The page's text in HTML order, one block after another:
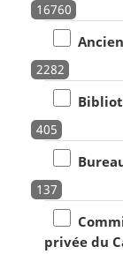
16760
2282
405
137
privée du